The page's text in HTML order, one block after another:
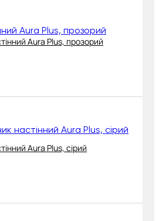
Aura Plus, прозорий
Aura Plus, сірий